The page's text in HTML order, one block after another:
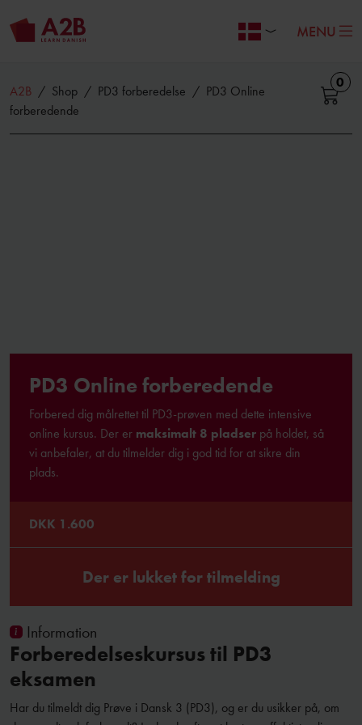
MENU
A2B / Shop / PD3 forberedelse / PD3 Online
forberedende
0
Information
Forberedelseskursus til PD3
eksamen
Har du tilmeldt dig Prøve i Dansk 3 (PD3), og er du usikker på, om
PD3 Online forberedende
Forbered dig målrettet til PD3-prøven med dette intensive
online kursus. Der er maksimalt 8 pladser på holdet, så
vi anbefaler, at du tilmelder dig i god tid for at sikre din
plads.
DKK 1.600
Der er lukket for tilmelding